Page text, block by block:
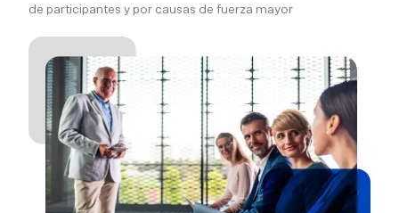
de participantes y por causas de fuerza mayor